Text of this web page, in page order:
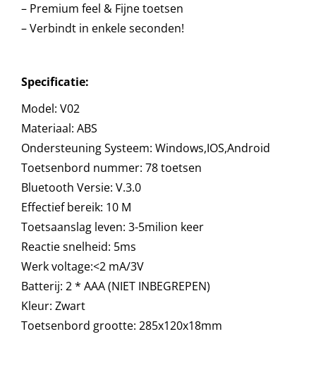
– Premium feel & Fijne toetsen
– Verbindt in enkele seconden!
Specificatie:
Model: V02
Materiaal: ABS
Ondersteuning Systeem: Windows,IOS,Android
Toetsenbord nummer: 78 toetsen
Bluetooth Versie: V.3.0
Effectief bereik: 10 M
Toetsaanslag leven: 3-5milion keer
Reactie snelheid: 5ms
Werk voltage:<2 mA/3V
Batterij: 2 * AAA (NIET INBEGREPEN)
Kleur: Zwart
Toetsenbord grootte: 285x120x18mm